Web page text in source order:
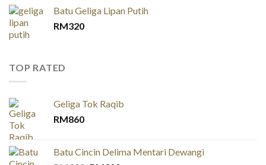
Batu Geliga Lipan Putih
RM320
TOP RATED
Geliga Tok Raqib
RM860
Batu Cincin Delima Mentari Dewangi